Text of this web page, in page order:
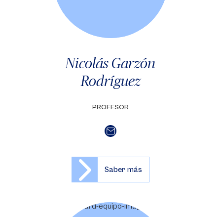
Nicolás Garzón
Rodríguez
PROFESOR
Saber más